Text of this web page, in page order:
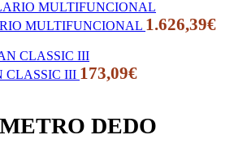
MULTIFUNCIONAL 1.626,39€
CLASSIC III 173,09€
DEDO